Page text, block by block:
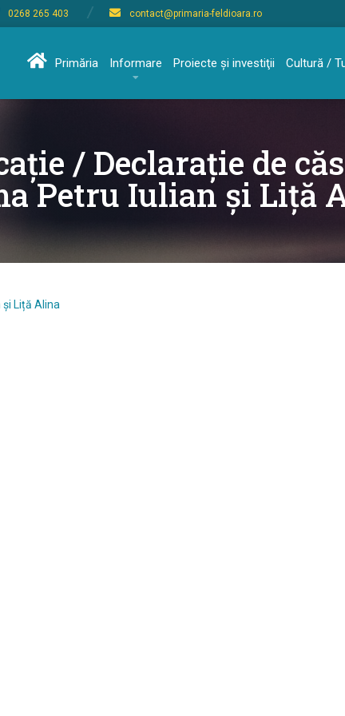
0268 265 403 contact@primaria-feldioara.ro
Primăria Informare Proiecte şi investiţii Cultură /
/ Declarație de
Petru Iulian și Liță
Liță Alina